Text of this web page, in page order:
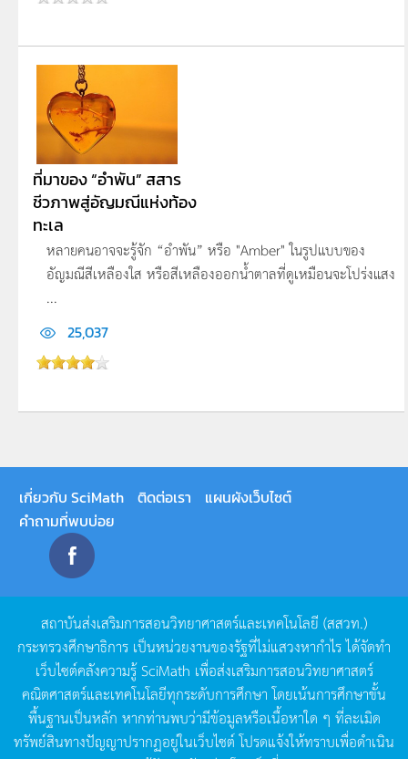
ที่มาของ “อำพัน” สสาร
ชีวภาพสู่อัญมณีแห่งท้อง
ทะเล
หลายคนอาจจะรู้จัก “อำพัน” หรือ "Amber" ในรูปแบบของ
อัญมณีสีเหลืองใส หรือสีเหลืองออกน้ำตาลที่ดูเหมือนจะโปร่งแสง
...
25,037
เกี่ยวกับ SciMath ติดต่อเรา
แผนผังเว็บไซต์
คำถามที่พบบ่อย
สถาบันส่งเสริมการสอนวิทยาศาสตร์และเทคโนโลยี (สสวท.)
กระทรวงศึกษาธิการ เป็นหน่วยงานของรัฐที่ไม่แสวงหากำไรได้จัดทำ
เว็บไซต์คลังความรู้SciMath เพื่อส่งเสริมการสอนวิทยาศาสตร์
คณิตศาสตร์และเทคโนโลยีทุกระดับการศึกษา โดยเน้นการศึกษาขั้น
พื้นฐานเป็นหลัก หากท่านพบว่ามีข้อมูลหรือเนื้อหาใด ๆ ที่ละเมิด
ทรัพย์สินทางปัญญาปรากฏอยู่ในเว็บไซต์โปรดแจ้งให้ทราบเพื่อดำเนิน